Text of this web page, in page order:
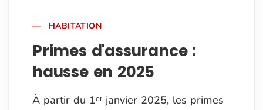
HABITATION
Primes d'assurance :
hausse en 2025
À partir du 1ᵉʳ janvier 2025, les primes